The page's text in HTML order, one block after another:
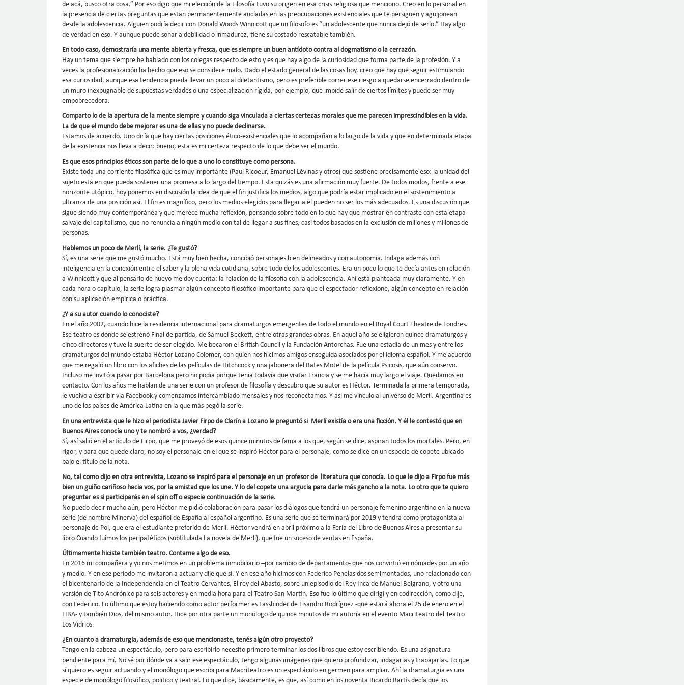
de acá, busco otra cosa.” Por eso digo que mi elección de la Filosofía tuvo su origen en esa crisis religiosa que menciono. Creo en lo personal en
la presencia de ciertas preguntas que están permanentemente ancladas en las preocupaciones existenciales que te persiguen y aguijonean
desde la adolescencia. Alguien podría decir con Donald Woods Winnicott que un filósofo es “un adolescente que nunca dejó de serlo.” Hay algo
de verdad en eso. Y aunque puede sonar a debilidad o inmadurez, tiene su costado rescatable también.
En todo caso, demostraría una mente abierta y fresca, que es siempre un buen antídoto contra al dogmatismo o la cerrazón.
Hay un tema que siempre he hablado con los colegas respecto de esto y es que hay algo de la curiosidad que forma parte de la profesión. Y a
veces la profesionalización ha hecho que eso se considere malo. Dado el estado general de las cosas hoy, creo que hay que seguir estimulando
esa curiosidad, aunque esa tendencia pueda llevar un poco al diletantismo, pero es preferible correr ese riesgo a quedarse encerrado dentro de
un muro inexpugnable de supuestas verdades o una especialización rígida, por ejemplo, que impide salir de ciertos límites y puede ser muy
empobrecedora.
Comparto lo de la apertura de la mente siempre y cuando siga vinculada a ciertas certezas morales que me parecen imprescindibles en la vida.
La de que el mundo debe mejorar es una de ellas y no puede declinarse.
Estamos de acuerdo. Uno diría que hay ciertas posiciones ético-existenciales que lo acompañan a lo largo de la vida y que en determinada etapa
de la existencia nos lleva a decir: bueno, esta es mi certeza respecto de lo que debe ser el mundo.
Es que esos principios éticos son parte de lo que a uno lo constituye como persona.
Existe toda una corriente filosófica que es muy importante (Paul Ricoeur, Emanuel Lévinas y otros) que sostiene precisamente eso: la unidad del
sujeto está en que pueda sostener una promesa a lo largo del tiempo. Esta quizás es una afirmación muy fuerte. De todos modos, frente a ese
horizonte utópico, hoy ponemos en discusión la idea de que el fin justifica los medios, algo que podría estar implicado en el sostenimiento a
ultranza de una posición así. El fin es magnífico, pero los medios elegidos para llegar a él pueden no ser los más adecuados. Es una discusión que
sigue siendo muy contemporánea y que merece mucha reflexión, pensando sobre todo en lo que hay que mostrar en contraste con esta etapa
salvaje del capitalismo, que no renuncia a ningún medio con tal de llegar a sus fines, casi todos basados en la exclusión de millones y millones de
personas.
Hablemos un poco de Merlí, la serie. ¿Te gustó?
Sí, es una serie que me gustó mucho. Está muy bien hecha, concibió personajes bien delineados y con autonomía. Indaga además con
inteligencia en la conexión entre el saber y la plena vida cotidiana, sobre todo de los adolescentes. Era un poco lo que te decía antes en relación
a Winnicott y que al pensarlo de nuevo me doy cuenta: la relación de la filosofía con la adolescencia. Ahí está planteada muy claramente. Y en
cada hora o capítulo, la serie logra plasmar algún concepto filosófico importante para que el espectador reflexione, algún concepto en relación
con su aplicación empírica o práctica.
¿Y a su autor cuando lo conociste?
En el año 2002, cuando hice la residencia internacional para dramaturgos emergentes de todo el mundo en el Royal Court Theatre de Londres.
Ese teatro es donde se estrenó Final de partida, de Samuel Beckett, entre otras grandes obras. En aquel año se eligieron quince dramaturgos y
cinco directores y tuve la suerte de ser elegido. Me becaron el British Council y la Fundación Antorchas. Fue una estadía de un mes y entre los
dramaturgos del mundo estaba Héctor Lozano Colomer, con quien nos hicimos amigos enseguida asociados por el idioma español. Y me acuerdo
que me regaló un libro con los afiches de las películas de Hitchcock y una jabonera del Bates Motel de la película Psicosis, que aún conservo.
Incluso me invitó a pasar por Barcelona pero no podía porque tenía todavía que visitar Francia y se me hacía muy largo el viaje. Quedamos en
contacto. Con los años me hablan de una serie con un profesor de filosofía y descubro que su autor es Héctor. Terminada la primera temporada,
le vuelvo a escribir vía Facebook y comenzamos intercambiado mensajes y nos reconectamos. Y así me vinculo al universo de Merlí. Argentina es
uno de los países de América Latina en la que más pegó la serie.
En una entrevista que le hizo el periodista Javier Firpo de Clarín a Lozano le preguntó si Merlí existía o era una ficción. Y él le contestó que en
Buenos Aires conocía uno y te nombró a vos, ¿verdad?
Sí, así salió en el artículo de Firpo, que me proveyó de esos quince minutos de fama a los que, según se dice, aspiran todos los mortales. Pero, en
rigor, y para que quede claro, no soy el personaje en el que se inspiró Héctor para el personaje, como se dice en un especie de copete ubicado
bajo el título de la nota.
No, tal como dijo en otra entrevista, Lozano se inspiró para el personaje en un profesor de literatura que conocía. Lo que le dijo a Firpo fue más
bien un guiño cariñoso hacia vos, por la amistad que los une. Y lo del copete una argucia para darle más gancho a la nota. Lo otro que te quiero
preguntar es si participarás en el spin off o especie continuación de la serie.
No puedo decir mucho aún, pero Héctor me pidió colaboración para pasar los diálogos que tendrá un personaje femenino argentino en la nueva
serie (de nombre Minerva) del español de España al español argentino. Es una serie que se terminará por 2019 y tendrá como protagonista al
personaje de Pol, que era el estudiante preferido de Merlí. Héctor vendrá en abril próximo a la Feria del Libro de Buenos Aires a presentar su
libro Cuando fuimos los peripatéticos (subtitulada La novela de Merlí), que fue un suceso de ventas en España.
Últimamente hiciste también teatro. Contame algo de eso.
En 2016 mi compañera y yo nos metimos en un problema inmobiliario –por cambio de departamento- que nos convirtió en nómades por un año
y medio. Y en ese período me invitaron a actuar y dije que sí. Y en ese año hicimos con Federico Penelas dos semimontados, uno relacionado con
el bicentenario de la Independencia en el Teatro Cervantes, El rey del Abasto, sobre un episodio del Rey Inca de Manuel Belgrano, y otro una
versión de Tito Andrónico para seis actores y en media hora para el Teatro San Martín. Eso fue lo último que dirigí y en codirección, como dije,
con Federico. Lo último que estoy haciendo como actor performer es Fassbinder de Lisandro Rodríguez -que estará ahora el 25 de enero en el
FIBA- y también Dios, del mismo autor. Hice por otra parte un monólogo de quince minutos de mi autoría en el evento Macriteatro del Teatro
Los Vidrios.
¿En cuanto a dramaturgia, además de eso que mencionaste, tenés algún otro proyecto?
Tengo en la cabeza un espectáculo, pero para escribirlo necesito primero terminar los dos libros que estoy escribiendo. Es una asignatura
pendiente para mí. No sé por dónde va a salir ese espectáculo, tengo algunas imágenes que quiero profundizar, indagarlas y trabajarlas. Lo que
sí quiero es seguir actuando y el monólogo que escribí para Macriteatro es un espectáculo en germen para ampliar. Ahí la dramaturgia es una
especie de monólogo filosófico, político y teatral. Lo que dice, básicamente, es que, así como en los noventa Ricardo Bartís decía que los